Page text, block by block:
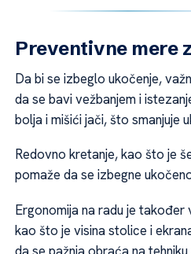
Preventivne mere
Da bi se izbeglo ukočenje,
da se bavi vežbanjem i
bolja i mišići jači, što smanjuje
Redovno kretanje, kao što je
pomaže da se izbegne
Ergonomija na radu je
kao što je visina stolice i